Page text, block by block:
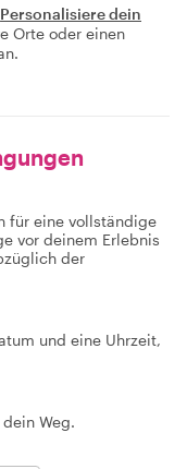
Personalisiere dein
Orte oder einen
für eine vollständige
vor deinem Erlebnis
der
und eine Uhrzeit,
Weg.